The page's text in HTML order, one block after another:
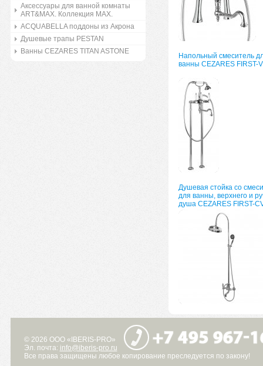
Аксессуары для ванной комнаты
ART&MAX. Коллекция MAX.
ACQUABELLA поддоны из Акрона
Душевые трапы PESTAN
Ванны CEZARES TITAN ASTONE
Напольный смеситель
ванны CEZARES FIRST-
Душевая стойка со
для ванны, верхнего и
душа CEZARES FIRST-
© 2026 ООО «IBERIS-PRO»
Эл. почта: info@iberis-pro.ru
Все права защищены любое копирование преследуется по закону!